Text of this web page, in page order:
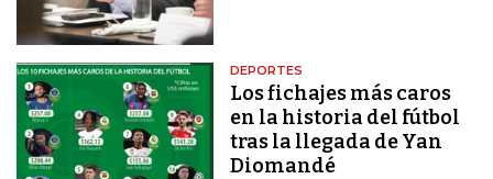
DEPORTES
Los fichajes más caros
en la historia del fútbol
tras la llegada de Yan
Diomandé